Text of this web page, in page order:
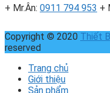
+ Mr.Ân: 0911 794 953 +
Copyright © 2020 Thiết
reserved
Trang chủ
Giới thiệu
Sản phẩm